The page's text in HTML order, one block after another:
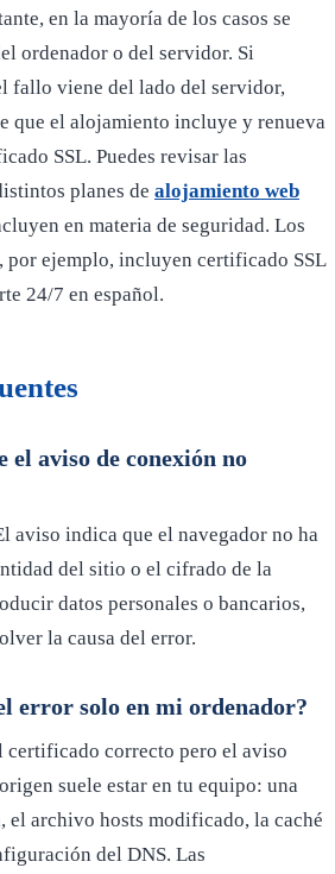
en la mayoría de los casos se
ordenador o del servidor. Si
fallo viene del lado del servidor,
que el alojamiento incluye y renueva
SSL. Puedes revisar las
planes de alojamiento web
en materia de seguridad. Los
por ejemplo, incluyen certificado SSL
24/7 en español.
el aviso de conexión no
aviso indica que el navegador no ha
del sitio o el cifrado de la
datos personales o bancarios,
la causa del error.
error solo en mi ordenador?
certificado correcto pero el aviso
suele estar en tu equipo: una
el archivo hosts modificado, la caché
del DNS. Las